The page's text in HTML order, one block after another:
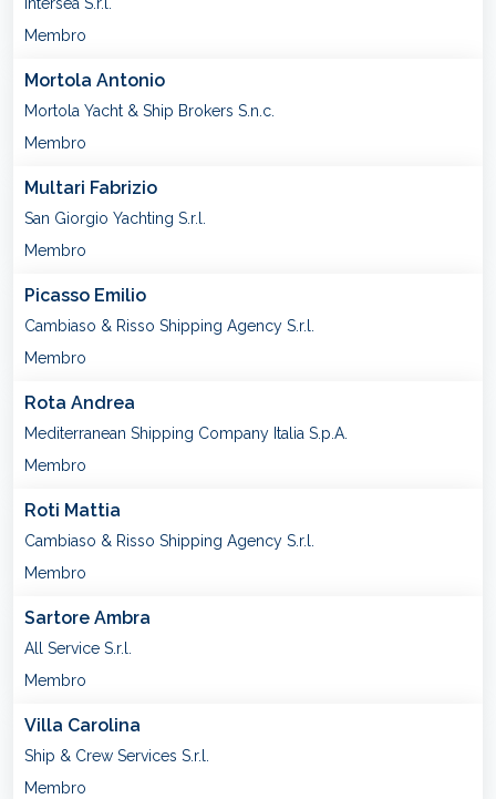
Membro
Mortola Antonio
Mortola Yacht & Ship Brokers S.n.c.
Membro
Multari Fabrizio
San Giorgio Yachting S.r.l.
Membro
Picasso Emilio
Cambiaso & Risso Shipping Agency S.r.l.
Membro
Rota Andrea
Mediterranean Shipping Company Italia S.p.A.
Membro
Roti Mattia
Cambiaso & Risso Shipping Agency S.r.l.
Membro
Sartore Ambra
All Service S.r.l.
Membro
Villa Carolina
Ship & Crew Services S.r.l.
Membro